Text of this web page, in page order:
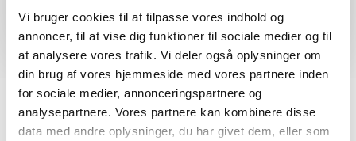
Vi bruger cookies til at tilpasse vores indhold og
annoncer, til at vise dig funktioner til sociale medier og til
at analysere vores trafik. Vi deler også oplysninger om
din brug af vores hjemmeside med vores partnere inden
for sociale medier, annonceringspartnere og
analysepartnere. Vores partnere kan kombinere disse
data med andre oplysninger, du har givet dem, eller som